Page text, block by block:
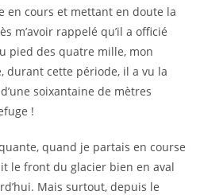
en cours et mettant en doute la
m’avoir rappelé qu’il a officié
pied des quatre mille, mon
durant cette période, il a vu la
soixantaine de mètres
!
quand je partais en course
le front du glacier bien en aval
Mais surtout, depuis le